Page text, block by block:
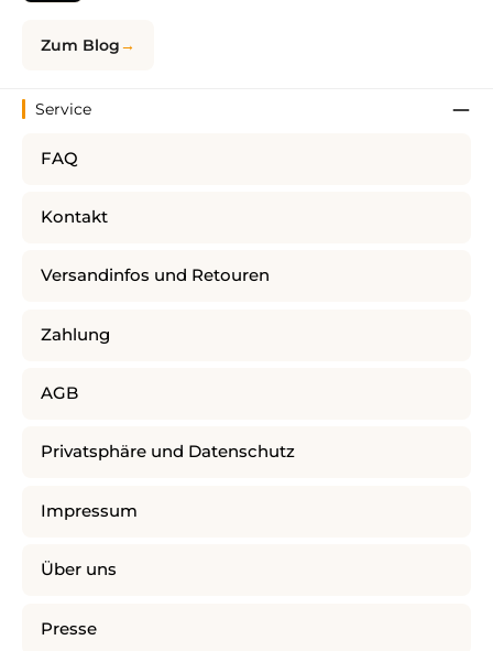
Zum Blog
Service
FAQ
Kontakt
Versandinfos und Retouren
Zahlung
AGB
Privatsphäre und Datenschutz
Impressum
Über uns
Presse